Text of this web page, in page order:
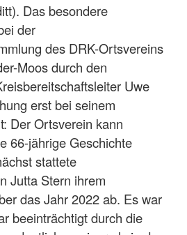
Das besondere
der
des DRK-Ortsvereins
Moos durch den
Uwe
erst bei seinem
Der Ortsverein kann
66-jährige Geschichte
stattete
Jutta Stern ihrem
das Jahr 2022 ab. Es war
beeinträchtigt durch die